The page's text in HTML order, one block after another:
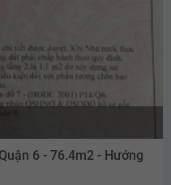
6 - 76.4m2 - Hướng